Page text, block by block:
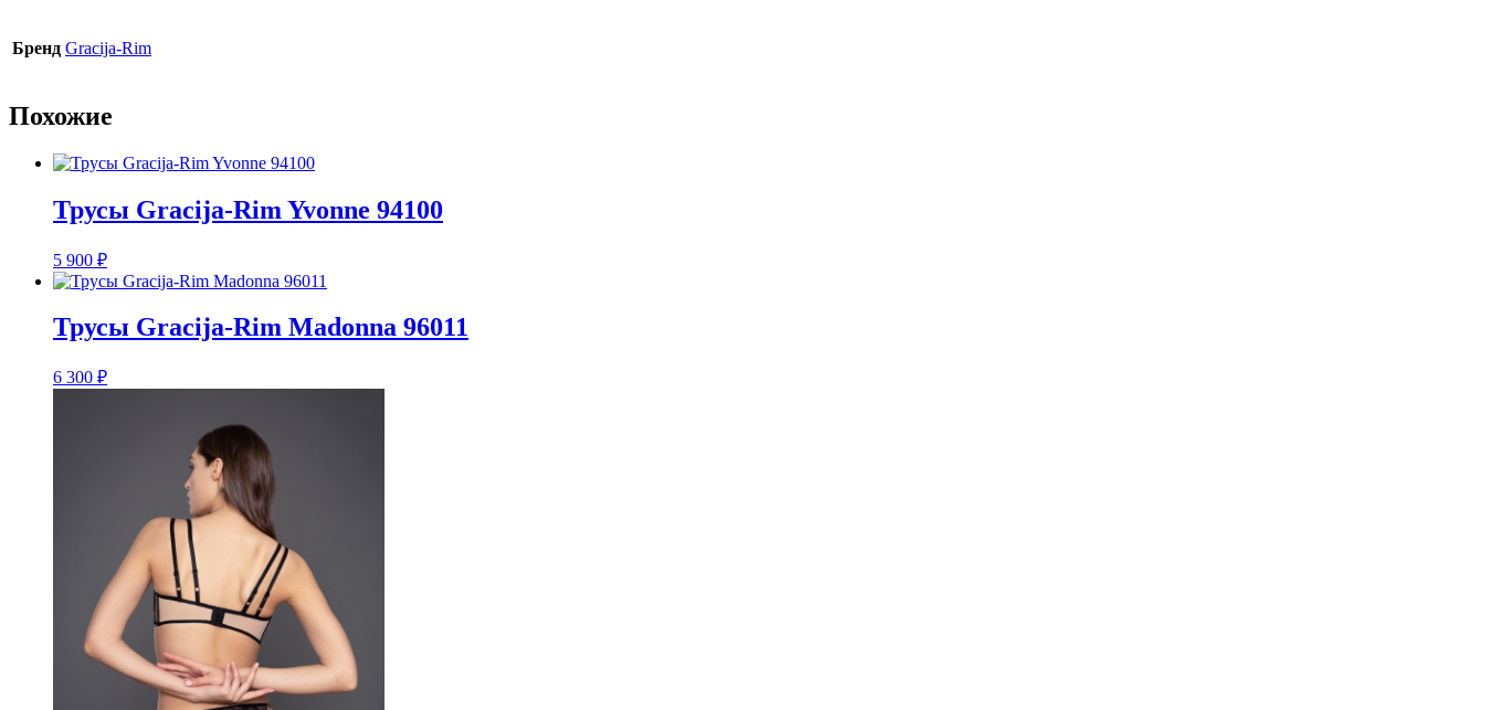
Бренд Gracija-Rim
Похожие
Трусы Gracija-Rim Yvonne 94100
5 900 ₽
Трусы Gracija-Rim Madonna 96011
6 300 ₽